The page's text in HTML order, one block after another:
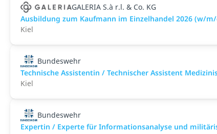
GALERIA S.à r.l. & Co. KG
Ausbildung zum Kaufmann im Einzelhandel 2026 (w/
Kiel
Bundeswehr
Technische Assistentin / Technischer Assistent
Kiel
Bundeswehr
Expertin / Experte für Informationsanalyse und